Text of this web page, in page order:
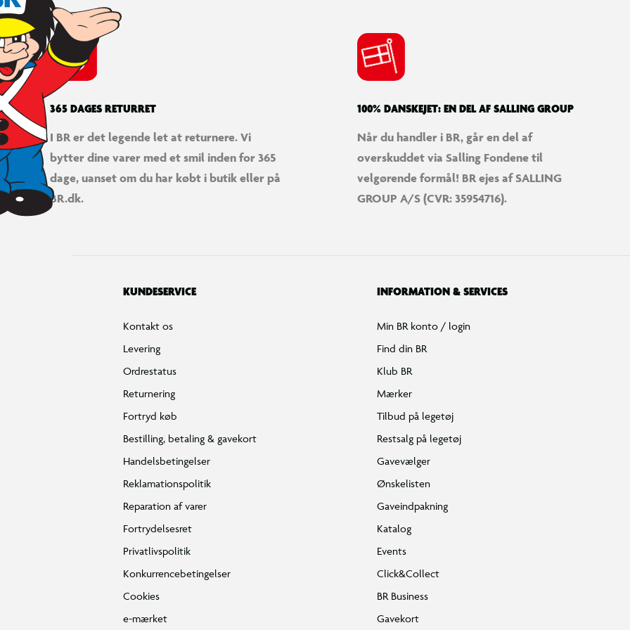
365 DAGES RETURRET
I BR er det legende let at returnere. Vi
bytter dine varer med et smil inden for 365
dage, uanset om du har købt i butik eller på
BR.dk.
100% DANSKEJET: EN DEL AF SALLING GROUP
Når du handler i BR, går en del af
overskuddet via Salling Fondene til
velgørende formål! BR ejes af SALLING
GROUP A/S (CVR: 35954716).
KUNDESERVICE
Kontakt os
Levering
Ordrestatus
Returnering
Fortryd køb
Bestilling, betaling & gavekort
Handelsbetingelser
Reklamationspolitik
Reparation af varer
Fortrydelsesret
Privatlivspolitik
Konkurrencebetingelser
Cookies
e-mærket
INFORMATION & SERVICES
Min BR konto / login
Find din BR
Klub BR
Mærker
Tilbud på legetøj
Restsalg på legetøj
Gavevælger
Ønskelisten
Gaveindpakning
Katalog
Events
Click&Collect
BR Business
Gavekort